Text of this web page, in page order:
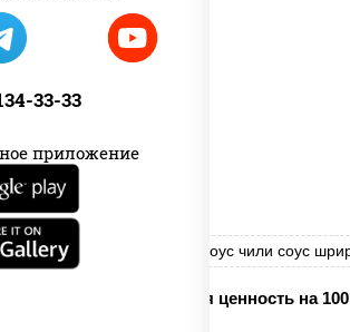
33-33
приложение
рис
соус "Спайс" (майонез соус чили соус
Пищевая ценность на 100